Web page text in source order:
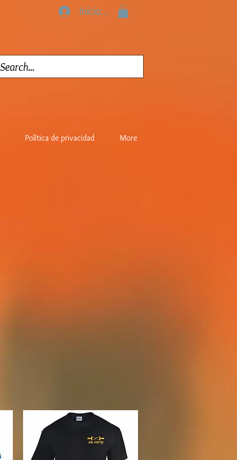
Iniciar sesión
Política de privacidad More